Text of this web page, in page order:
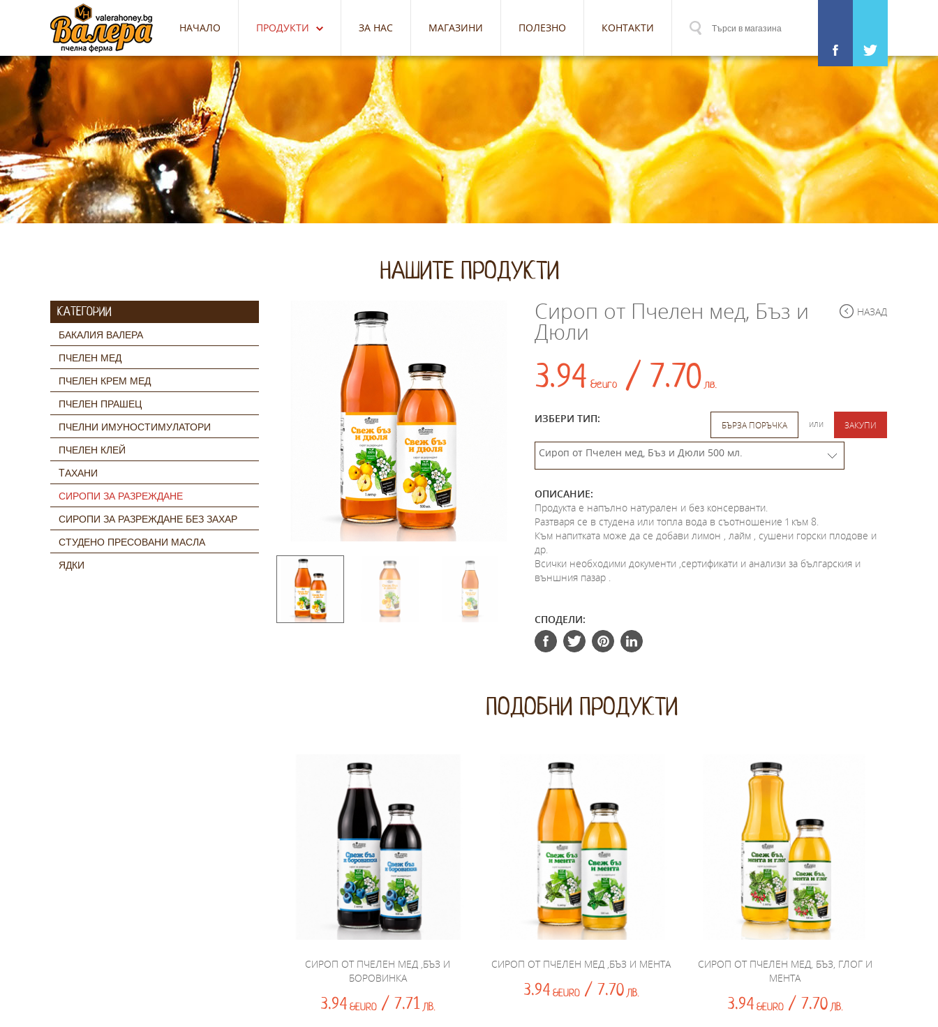
НАЧАЛО ПРОДУКТИ ЗА НАС МАГАЗИНИ ПОЛЕЗНО КОНТАКТИ
НАШИТЕ ПРОДУКТИ
КАТЕГОРИИ
БАКАЛИЯ ВАЛЕРА
ПЧЕЛЕН МЕД
ПЧЕЛЕН КРЕМ МЕД
ПЧЕЛЕН ПРАШЕЦ
ПЧЕЛНИ ИМУНОСТИМУЛАТОРИ
ПЧЕЛЕН КЛЕЙ
TАХАНИ
СИРОПИ ЗА РАЗРЕЖДАНЕ
СИРОПИ ЗА РАЗРЕЖДАНЕ БЕЗ ЗАХАР
СТУДЕНО ПРЕСОВАНИ МАСЛА
ЯДКИ
НАЗАД
Сироп от Пчелен мед, Бъз и
Дюли
3.94 &euro / 7.70лв.
ЗАКУПИ
или
БЪРЗА ПОРЪЧКА
ИЗБЕРИ ТИП:
ОПИСАНИЕ:
Продукта е напълно натурален и без консерванти.
Разтваря се в студена или топла вода в съотношение 1 към 8.
Към напитката може да се добави лимон , лайм , сушени горски плодове и
др.
Всички необходими документи ,сертификати и анализи за българския и
външния пазар .
СПОДЕЛИ:
ПОДОБНИ ПРОДУКТИ
СИРОП ОТ ПЧЕЛЕН МЕД ,БЪЗ И
БОРОВИНКА
3.94&EURO/ 7.71 ЛВ.
СИРОП ОТ ПЧЕЛЕН МЕД ,БЪЗ И МЕНТА
3.94&EURO/ 7.70ЛВ.
СИРОП ОТ ПЧЕЛЕН МЕД, БЪЗ, ГЛОГ И
МЕНТА
3.94&EURO/ 7.70ЛВ.